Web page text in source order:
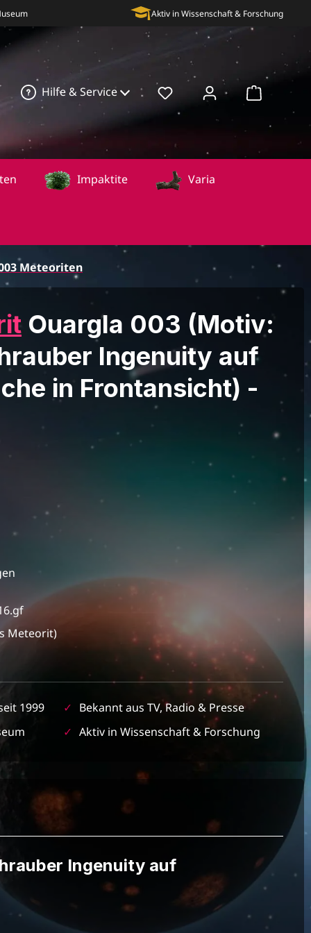
Aktiv in Wissenschaft & Forschung
Hilfe & Service
Impaktite Varia
Meteoriten
Ouargla 003 (Motiv:
Ingenuity auf
in Frontansicht) -
Meteorit)
1999 ✓ Bekannt aus TV, Radio & Presse
✓ Aktiv in Wissenschaft & Forschung
Ingenuity auf